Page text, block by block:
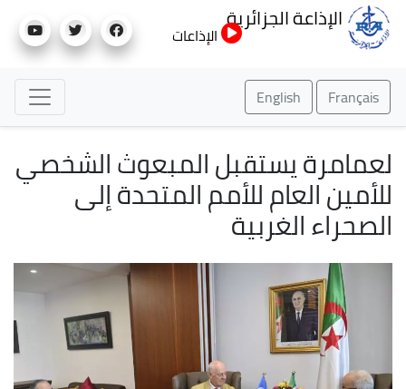
إلى
الإذاعة الجزائرية
الإذاعات
Français
English
لعمامرة يستقبل المبعوث الشخصي
للأمين العام للأمم المتحدة إلى
الصحراء الغربية